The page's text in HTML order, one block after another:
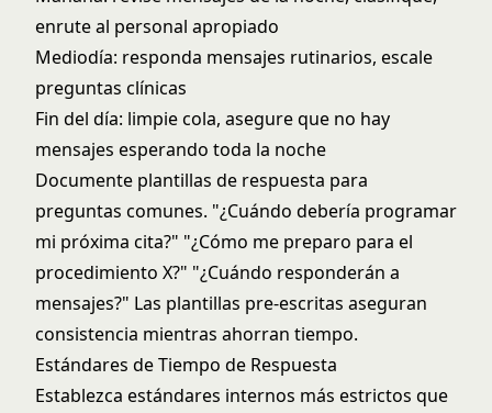
enrute al personal apropiado
Mediodía: responda mensajes rutinarios, escale
preguntas clínicas
Fin del día: limpie cola, asegure que no hay
mensajes esperando toda la noche
Documente plantillas de respuesta para
preguntas comunes. "¿Cuándo debería programar
mi próxima cita?" "¿Cómo me preparo para el
procedimiento X?" "¿Cuándo responderán a
mensajes?" Las plantillas pre-escritas aseguran
consistencia mientras ahorran tiempo.
Estándares de Tiempo de Respuesta
Establezca estándares internos más estrictos que